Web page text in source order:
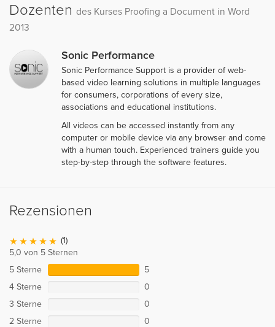
Dozenten des Kurses Proofing a Document in Word
2013
Sonic Performance
Sonic Performance Support is a provider of web-
based video learning solutions in multiple languages
for consumers, corporations of every size,
associations and educational institutions.
All videos can be accessed instantly from any
computer or mobile device via any browser and come
with a human touch. Experienced trainers guide you
step-by-step through the software features.
Rezensionen
(1)
5,0 von 5 Sternen
5 Sterne
5
4 Sterne
0
3 Sterne
0
2 Sterne
0